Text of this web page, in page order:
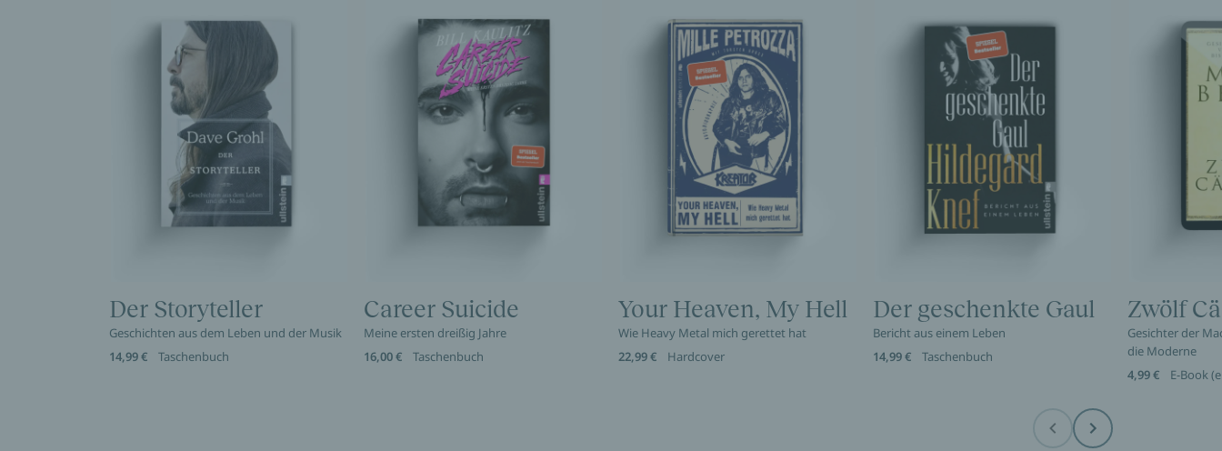
Der Storyteller
Geschichten aus dem Leben und der Musik
14,99 €
Taschenbuch
Career Suicide
Meine ersten dreißig Jahre
16,00 €
Taschenbuch
Your Heaven, My Hell
Wie Heavy Metal mich gerettet hat
22,99 €
Hardcover
Der geschenkte Gaul
Bericht aus einem Leben
14,99 €
Taschenbuch
Zwölf
Gesichter der
die Moderne
4,99 €
E-Book
Before Next